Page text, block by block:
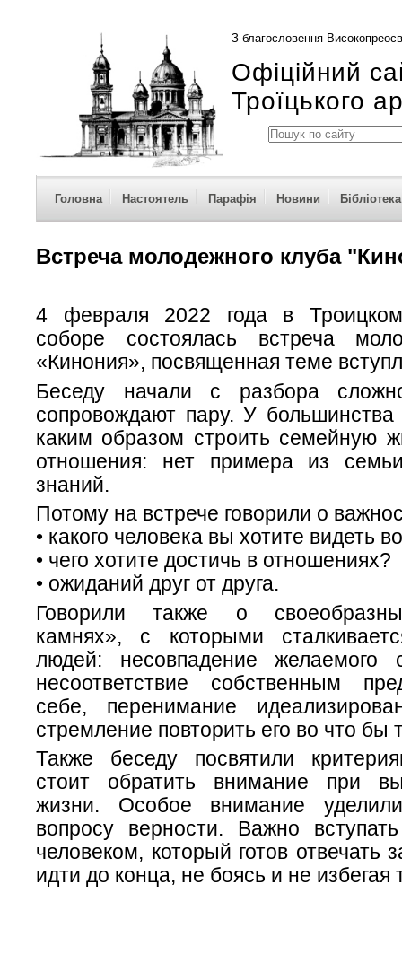
З благословення
Офіційний
Троїцького
Головна Настоятель Парафія Новини Бібліотека
Встреча молодежного клуба
4 февраля 2022 года в Троицком
соборе состоялась встреча
«Кинония», посвященная теме
Беседу начали с разбора
сопровождают пару. У
каким образом строить семейную
отношения: нет примера из
знаний.
Потому на встрече говорили о
• какого человека вы хотите видеть
• чего хотите достичь в отношениях?
• ожиданий друг от друга.
Говорили также о
камнях», с которыми
людей: несовпадение желаемого
несоответствие собственным
себе, перенимание
стремление повторить его во что бы
Также беседу посвятили
стоит обратить внимание при
жизни. Особое внимание
вопросу верности. Важно
человеком, который готов отвечать
идти до конца, не боясь и не избегая